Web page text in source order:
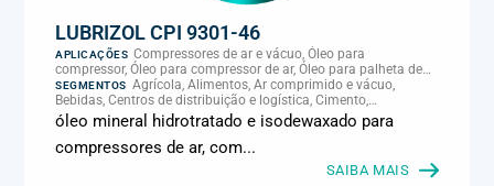
LUBRIZOL CPI 9301-46
APLICAÇÕES Compressores de ar e vácuo, Óleo para
compressor, Óleo para compressor de ar, Óleo para palheta de
compressor, Refrigeração, climatização e compressores
SEGMENTOS Agrícola, Alimentos, Ar comprimido e vácuo,
Bebidas, Centros de distribuição e logística, Cimento,
Climatização e HVAC, Data center, Eletroeletrônica, Embalagens
e latas, Energia (geração), Eólico, Farmacêutica e cosmética,
Frigoríficos e abate, Laticínios, Madeira e móveis,
Metalmecânica, Metalurgia e fundição, Mineração, MRO e
manutenção industrial, Naval e portuário, Panificação, Papel e
óleo mineral hidrotratado e isodewaxado para
compressores de ar, com...
SAIBA MAIS